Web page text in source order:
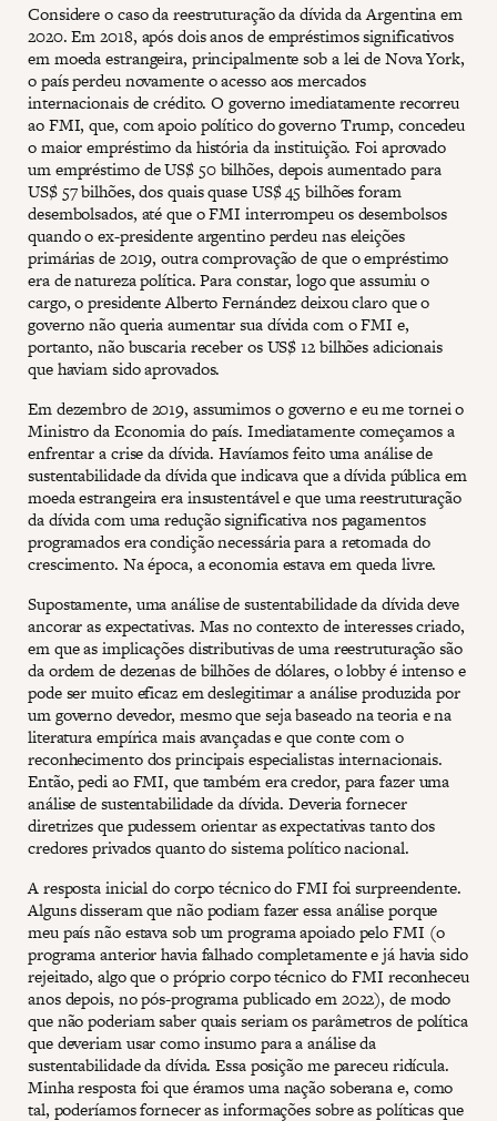
Considere o caso da reestruturação da dívida da Argentina em
2020. Em 2018, após dois anos de empréstimos significativos
em moeda estrangeira, principalmente sob a lei de Nova York,
o país perdeu novamente o acesso aos mercados
internacionais de crédito. O governo imediatamente recorreu
ao FMI, que, com apoio político do governo Trump, concedeu
o maior empréstimo da história da instituição. Foi aprovado
um empréstimo de US$ 50 bilhões, depois aumentado para
US$ 57 bilhões, dos quais quase US$ 45 bilhões foram
desembolsados, até que o FMI interrompeu os desembolsos
quando o ex-presidente argentino perdeu nas eleições
primárias de 2019, outra comprovação de que o empréstimo
era de natureza política. Para constar, logo que assumiu o
cargo, o presidente Alberto Fernández deixou claro que o
governo não queria aumentar sua dívida com o FMI e,
portanto, não buscaria receber os US$ 12 bilhões adicionais
que haviam sido aprovados.
Em dezembro de 2019, assumimos o governo e eu me tornei o
Ministro da Economia do país. Imediatamente começamos a
enfrentar a crise da dívida. Havíamos feito uma análise de
sustentabilidade da dívida que indicava que a dívida pública em
moeda estrangeira era insustentável e que uma reestruturação
da dívida com uma redução significativa nos pagamentos
programados era condição necessária para a retomada do
crescimento. Na época, a economia estava em queda livre.
Supostamente, uma análise de sustentabilidade da dívida deve
ancorar as expectativas. Mas no contexto de interesses criado,
em que as implicações distributivas de uma reestruturação são
da ordem de dezenas de bilhões de dólares, o lobby é intenso e
pode ser muito eficaz em deslegitimar a análise produzida por
um governo devedor, mesmo que seja baseado na teoria e na
literatura empírica mais avançadas e que conte com o
reconhecimento dos principais especialistas internacionais.
Então, pedi ao FMI, que também era credor, para fazer uma
análise de sustentabilidade da dívida. Deveria fornecer
diretrizes que pudessem orientar as expectativas tanto dos
credores privados quanto do sistema político nacional.
A resposta inicial do corpo técnico do FMI foi surpreendente.
Alguns disseram que não podiam fazer essa análise porque
meu país não estava sob um programa apoiado pelo FMI (o
programa anterior havia falhado completamente e já havia sido
rejeitado, algo que o próprio corpo técnico do FMI reconheceu
anos depois, no pós-programa publicado em 2022), de modo
que não poderiam saber quais seriam os parâmetros de política
que deveriam usar como insumo para a análise da
sustentabilidade da dívida. Essa posição me pareceu ridícula.
Minha resposta foi que éramos uma nação soberana e, como
tal, poderíamos fornecer as informações sobre as políticas que